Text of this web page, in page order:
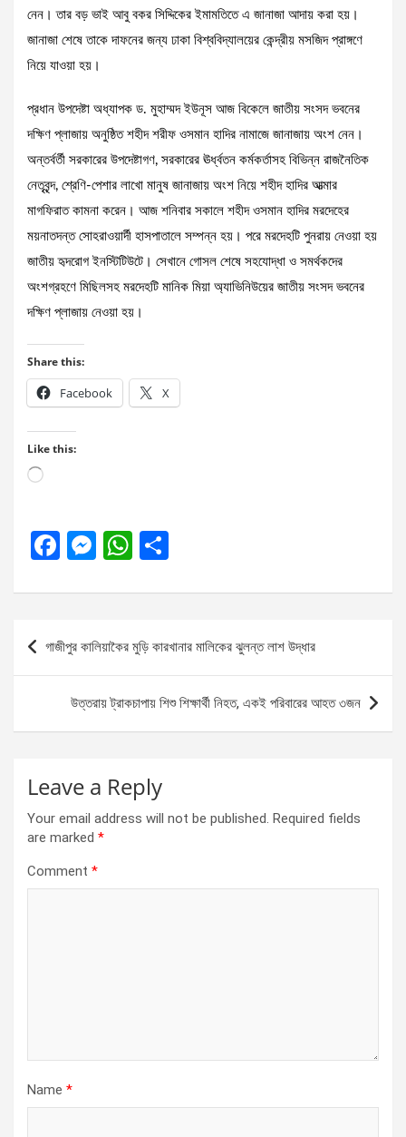
নেন। তার বড় ভাই আবু বকর সিদ্দিকের ইমামতিতে এ জানাজা আদায় করা হয়।
জানাজা শেষে তাকে দাফনের জন্য ঢাকা বিশ্ববিদ্যালয়ের কেন্দ্রীয় মসজিদ প্রাঙ্গণে
নিয়ে যাওয়া হয়।
প্রধান উপদেষ্টা অধ্যাপক ড. মুহাম্মদ ইউনূস আজ বিকেলে জাতীয় সংসদ ভবনের
দক্ষিণ প্লাজায় অনুষ্ঠিত শহীদ শরীফ ওসমান হাদির নামাজে জানাজায় অংশ নেন।
অন্তর্বর্তী সরকারের উপদেষ্টাগণ, সরকারের ঊর্ধ্বতন কর্মকর্তাসহ বিভিন্ন রাজনৈতিক
নেতৃবৃন্দ, শ্রেণি-পেশার লাখো মানুষ জানাজায় অংশ নিয়ে শহীদ হাদির আত্মার
মাগফিরাত কামনা করেন। আজ শনিবার সকালে শহীদ ওসমান হাদির মরদেহের
ময়নাতদন্ত সোহরাওয়ার্দী হাসপাতালে সম্পন্ন হয়। পরে মরদেহটি পুনরায় নেওয়া হয়
জাতীয় হৃদরোগ ইনস্টিটিউটে। সেখানে গোসল শেষে সহযোদ্ধা ও সমর্থকদের
অংশগ্রহণে মিছিলসহ মরদেহটি মানিক মিয়া অ্যাভিনিউয়ের জাতীয় সংসদ ভবনের
দক্ষিণ প্লাজায় নেওয়া হয়।
Share this:
Facebook X
Like this:
Loading…
F
ce
b
o
o
M
se
n
g
er
W
at
s
A
p
p
ar
Post
navigation
গাজীপুর কালিয়াকৈর মুড়ি কারখানার মালিকের ঝুলন্ত লাশ উদ্ধার
উত্তরায় ট্রাকচাপায় শিশু শিক্ষার্থী নিহত, একই পরিবারের আহত ৩জন
Leave a Reply
Your email address will not be published. Required fields
are marked *
Comment *
Name *